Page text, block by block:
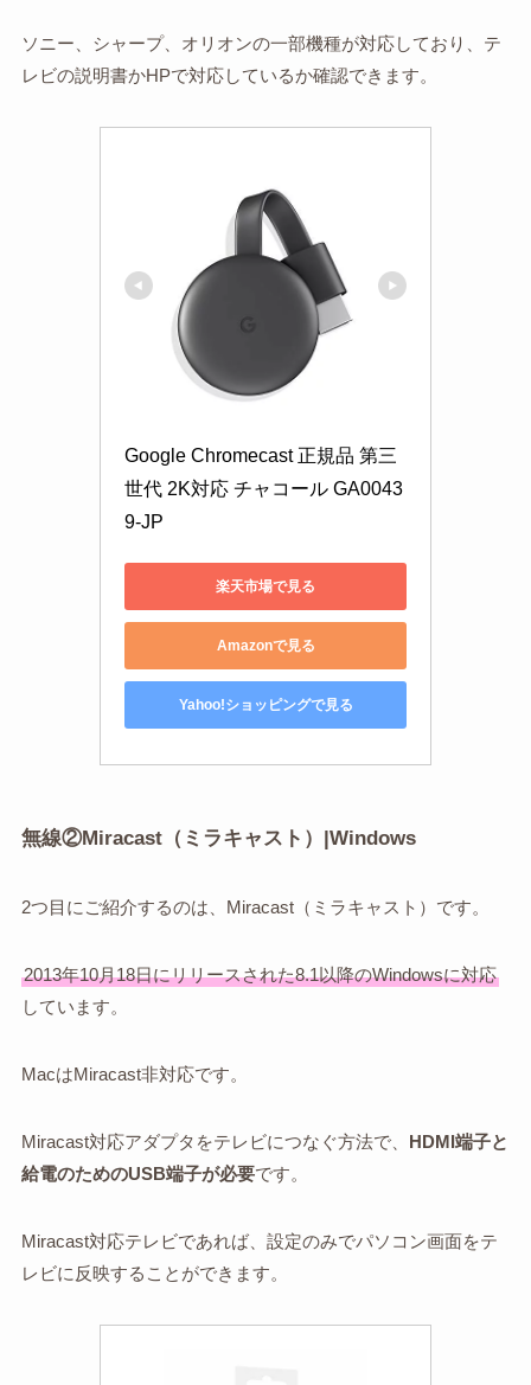
ソニー、シャープ、オリオンの一部機種が対応しており、テ
レビの説明書かHPで対応しているか確認できます。
Google Chromecast 正規品 第三
世代 2K対応 チャコール GA0043
9-JP
楽天市場で見る
Amazonで見る
Yahoo!ショッピングで見る
無線②Miracast（ミラキャスト）|Windows
2つ目にご紹介するのは、Miracast（ミラキャスト）です。
2013年10月18日にリリースされた8.1以降のWindowsに対応
しています。
MacはMiracast非対応です。
Miracast対応アダプタをテレビにつなぐ方法で、 HDMI端子と
給電のためのUSB端子が必要です。
Miracast対応テレビであれば、設定のみでパソコン画面をテ
レビに反映することができます。